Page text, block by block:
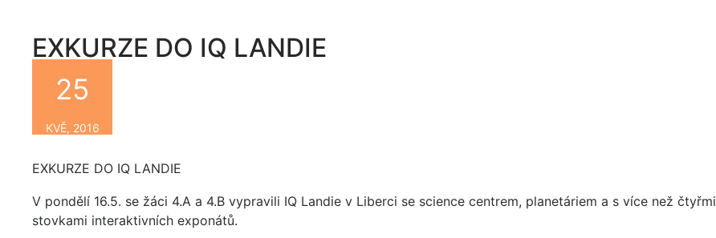
EXKURZE DO IQ LANDIE
By
25
KVĚ, 2016
EXKURZE DO IQ LANDIE
V pondělí 16.5. se žáci 4.A a 4.B vypravili IQ Landie v Liberci se science centrem, planetáriem a s více než čtyřmi
stovkami interaktivních exponátů.